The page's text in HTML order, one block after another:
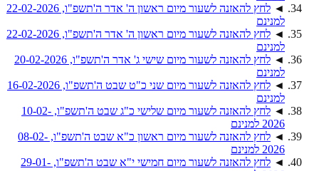
◄
לחץ להאזנה לשעור מיום ראשון ה' אדר ה'תשפ"ו, 22-02-2026
למנינם
◄
לחץ להאזנה לשעור מיום ראשון ה' אדר ה'תשפ"ו, 22-02-2026
למנינם
◄
לחץ להאזנה לשעור מיום שישי ג' אדר ה'תשפ"ו, 20-02-2026
למנינם
◄
לחץ להאזנה לשעור מיום שני כ"ט שבט ה'תשפ"ו, 16-02-2026
למנינם
◄
לחץ להאזנה לשעור מיום שלישי כ"ג שבט ה'תשפ"ו, 10-02-
2026 למנינם
◄
לחץ להאזנה לשעור מיום ראשון כ"א שבט ה'תשפ"ו, 08-02-
2026 למנינם
◄
לחץ להאזנה לשעור מיום חמישי י"א שבט ה'תשפ"ו, 29-01-